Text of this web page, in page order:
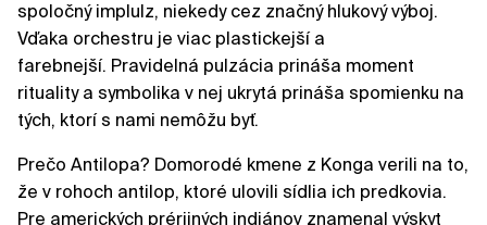
spoločný implulz, niekedy cez značný hlukový výboj.
Vďaka orchestru je viac plastickejší a
farebnejší. Pravidelná pulzácia prináša moment
rituality a symbolika v nej ukrytá prináša spomienku na
tých, ktorí s nami nemôžu byť.
Prečo Antilopa? Domorodé kmene z Konga verili na to,
že v rohoch antilop, ktoré ulovili sídlia ich predkovia.
Pre amerických prérijných indiánov znamenal výskyt